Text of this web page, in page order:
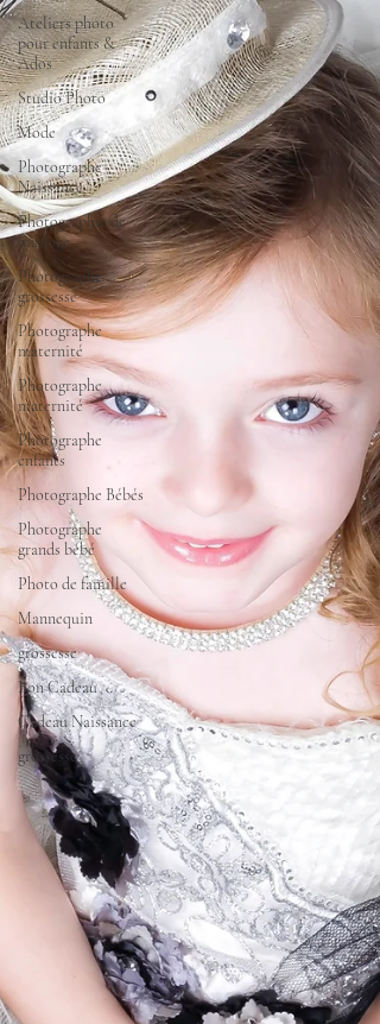
Ateliers photo
pour enfants &
Ados
Studio Photo
Mode
Photographe
Naissance
Photographie de
mariage
Photographe
grossesse
Photographe
maternité
Photographe
maternité
Photographe
enfants
Photographe Bébés
Photographe
grands bébé
Photo de famille
Mannequin
grossesse
Bon Cadeau
Cadeau Naissance
grossesse